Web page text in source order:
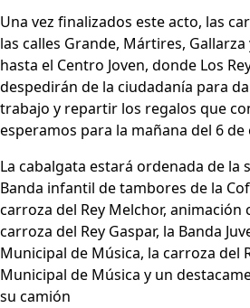
Una vez finalizados este acto, las
las calles Grande, Mártires,
hasta el Centro Joven, donde Los
despedirán de la ciudadanía para
trabajo y repartir los regalos que
esperamos para la mañana del 6 de
La cabalgata estará ordenada de la
Banda infantil de tambores de la
carroza del Rey Melchor, animación
carroza del Rey Gaspar, la Banda
Municipal de Música, la carroza del
Municipal de Música y un
su camión